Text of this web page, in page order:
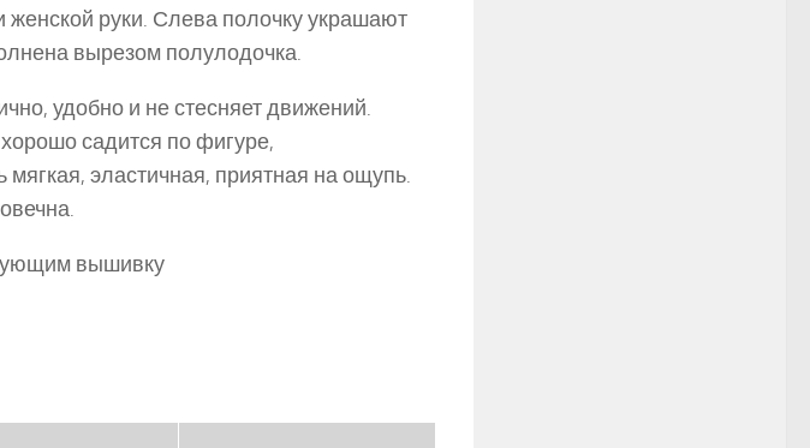
женской руки. Слева полочку украшают
вырезом полулодочка.
удобно и не стесняет движений.
садится по фигуре,
мягкая, эластичная, приятная на ощупь.
вышивку